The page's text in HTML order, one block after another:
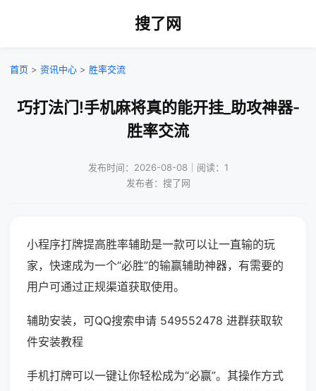
搜了网
首页 > 资讯中心 > 胜率交流
巧打法门!手机麻将真的能开挂_助攻神器-
胜率交流
发布时间：2026-08-08｜阅读：1
发布者：搜了网
小程序打牌提高胜率辅助是一款可以让一直输的玩
家，快速成为一个“必胜”的输赢辅助神器，有需要的
用户可通过正规渠道获取使用。
辅助安装，可QQ搜索申请 549552478 进群获取软
件安装教程
手机打牌可以一键让你轻松成为“必赢”。其操作方式